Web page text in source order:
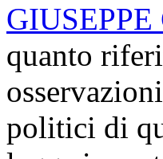
quanto
politici di